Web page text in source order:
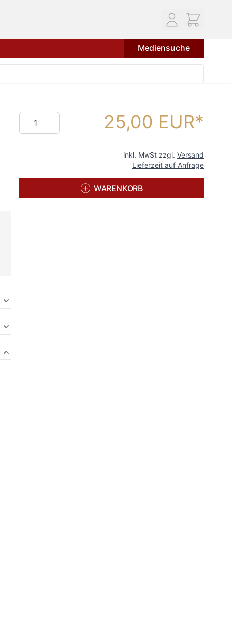
Mediensuche
Menge 25,00 EUR
inkl. MwSt zzgl. Versand
Lieferzeit auf Anfrage
WARENKORB